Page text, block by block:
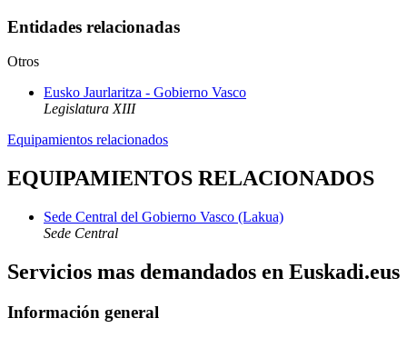
Entidades relacionadas
Otros
Eusko Jaurlaritza - Gobierno Vasco
Legislatura XIII
Equipamientos relacionados
EQUIPAMIENTOS RELACIONADOS
Sede Central del Gobierno Vasco (Lakua)
Sede Central
Servicios mas demandados en Euskadi.eus
Información general